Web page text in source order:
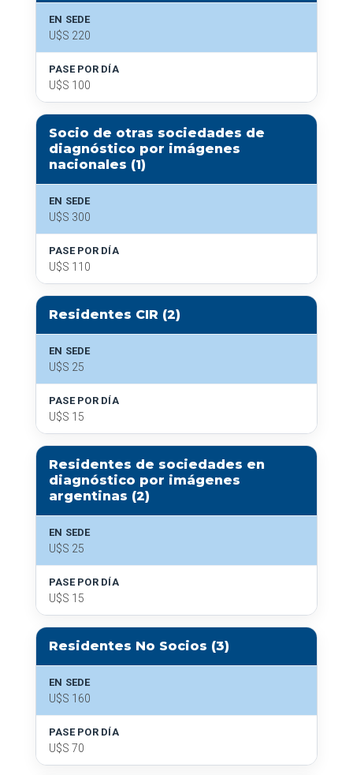
EN SEDE
U$S 220
PASE POR DÍA
U$S 100
Socio de otras sociedades de
diagnóstico por imágenes
nacionales (1)
EN SEDE
U$S 300
PASE POR DÍA
U$S 110
Residentes CIR (2)
EN SEDE
U$S 25
PASE POR DÍA
U$S 15
Residentes de sociedades en
diagnóstico por imágenes
argentinas (2)
EN SEDE
U$S 25
PASE POR DÍA
U$S 15
Residentes No Socios (3)
EN SEDE
U$S 160
PASE POR DÍA
U$S 70